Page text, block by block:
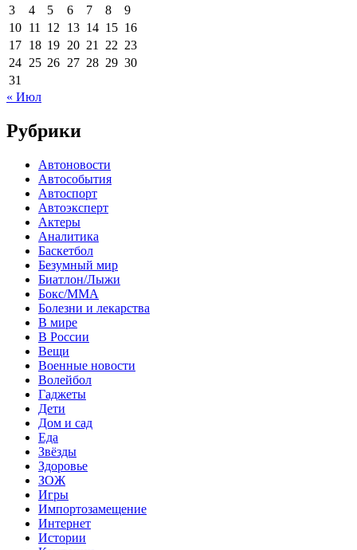
3
4 5 6 7 8
9
10 11 12 13 14 15 16
17 18 19 20 21 22 23
24 25 26 27 28 29 30
31
« Июл
Рубрики
Автоновости
Автособытия
Автоспорт
Автоэксперт
Актеры
Аналитика
Баскетбол
Безумный мир
Биатлон/Лыжи
Бокс/MMA
Болезни и лекарства
В мире
В России
Вещи
Военные новости
Волейбол
Гаджеты
Дети
Дом и сад
Еда
Звёзды
Здоровье
ЗОЖ
Игры
Импортозамещение
Интернет
Истории